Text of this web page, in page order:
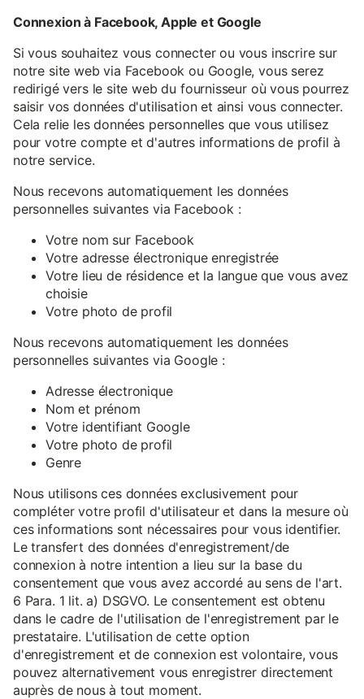
Connexion à Facebook, Apple et Google
Si vous souhaitez vous connecter ou vous inscrire sur
notre site web via Facebook ou Google, vous serez
redirigé vers le site web du fournisseur où vous pourrez
saisir vos données d'utilisation et ainsi vous connecter.
Cela relie les données personnelles que vous utilisez
pour votre compte et d'autres informations de profil à
notre service.
Nous recevons automatiquement les données
personnelles suivantes via Facebook :
Votre nom sur Facebook
Votre adresse électronique enregistrée
Votre lieu de résidence et la langue que vous avez
choisie
Votre photo de profil
Nous recevons automatiquement les données
personnelles suivantes via Google :
Adresse électronique
Nom et prénom
Votre identifiant Google
Votre photo de profil
Genre
Nous utilisons ces données exclusivement pour
compléter votre profil d'utilisateur et dans la mesure où
ces informations sont nécessaires pour vous identifier.
Le transfert des données d'enregistrement/de
connexion à notre intention a lieu sur la base du
consentement que vous avez accordé au sens de l'art.
6 Para. 1 lit. a) DSGVO. Le consentement est obtenu
dans le cadre de l'utilisation de l'enregistrement par le
prestataire. L'utilisation de cette option
d'enregistrement et de connexion est volontaire, vous
pouvez alternativement vous enregistrer directement
auprès de nous à tout moment.